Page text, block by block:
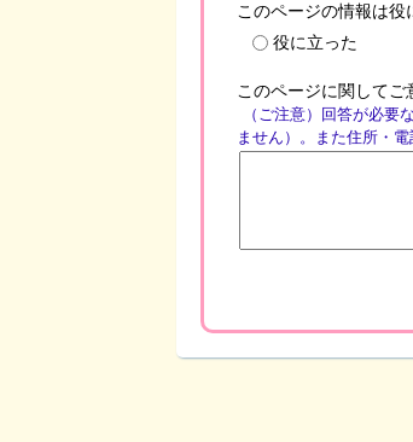
このページの情報は役
役に立った
このページに関してご
（ご注意）回答が必要
ません）。また住所・